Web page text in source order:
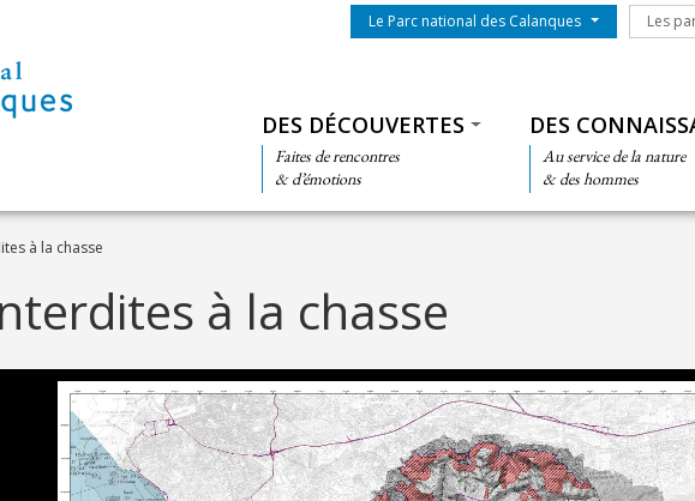
Menu du parc
Le Parc national des Calanques Les
Les
DES DÉCOUVERTES
Faites de rencontres
& d’émotions
DES
Au service de la nature
& des hommes
à la chasse
à la chasse